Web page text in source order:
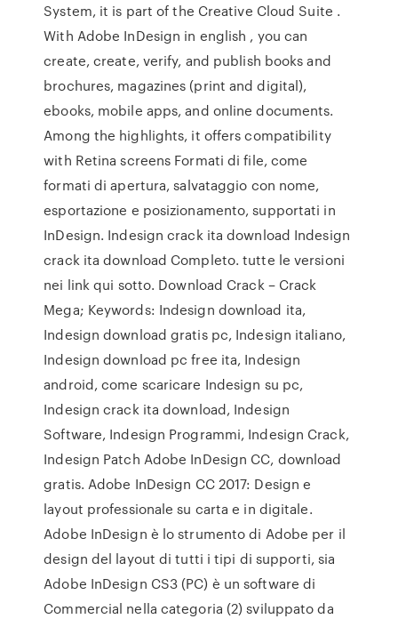
System, it is part of the Creative Cloud Suite .
With Adobe InDesign in english , you can
create, create, verify, and publish books and
brochures, magazines (print and digital),
ebooks, mobile apps, and online documents.
Among the highlights, it offers compatibility
with Retina screens Formati di file, come
formati di apertura, salvataggio con nome,
esportazione e posizionamento, supportati in
InDesign. Indesign crack ita download Indesign
crack ita download Completo. tutte le versioni
nei link qui sotto. Download Crack – Crack
Mega; Keywords: Indesign download ita,
Indesign download gratis pc, Indesign italiano,
Indesign download pc free ita, Indesign
android, come scaricare Indesign su pc,
Indesign crack ita download, Indesign
Software, Indesign Programmi, Indesign Crack,
Indesign Patch Adobe InDesign CC, download
gratis. Adobe InDesign CC 2017: Design e
layout professionale su carta e in digitale.
Adobe InDesign è lo strumento di Adobe per il
design del layout di tutti i tipi di supporti, sia
Adobe InDesign CS3 (PC) è un software di
Commercial nella categoria (2) sviluppato da